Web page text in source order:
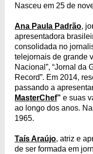
Nasceu em 25 de
Ana Paula Padrão,
apresentadora
consolidada no
telejornais de grande
Nacional”, “Jornal da
Record”. Em 2014,
passando a
MasterChef” e suas
ao longo dos anos.
1965.
Taís Araújo, atriz e
de ser formada em